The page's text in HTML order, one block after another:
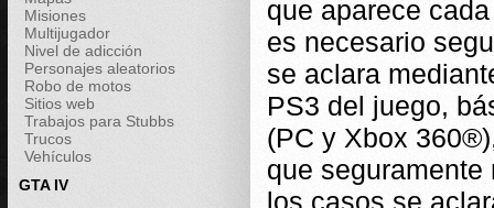
Misiones
Multijugador
Nivel de adicción
Personajes aleatorios
Robo de motos
Sitios web
Trabajos para Stubbs
Trucos
Vehículos
GTA IV
que aparece
es necesario
se aclara
PS3 del juego,
(PC y Xbox
que
los casos se